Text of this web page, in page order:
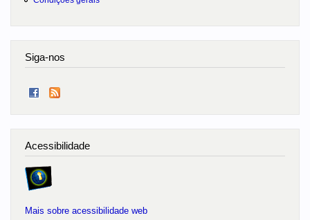
Siga-nos
Acessibilidade
Mais sobre acessibilidade web